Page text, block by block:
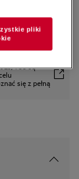
988 są
się z pełną
pliki